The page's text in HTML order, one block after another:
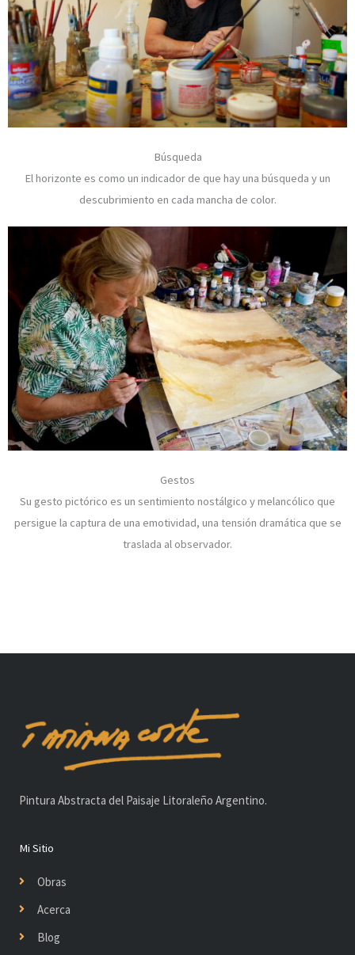
Búsqueda
El horizonte es como un indicador de que hay una búsqueda y un
descubrimiento en cada mancha de color.
Gestos
Su gesto pictórico es un sentimiento nostálgico y melancólico que
persigue la captura de una emotividad, una tensión dramática que se
traslada al observador.
Pintura Abstracta del Paisaje Litoraleño Argentino.
Mi Sitio
Obras
Acerca
Blog